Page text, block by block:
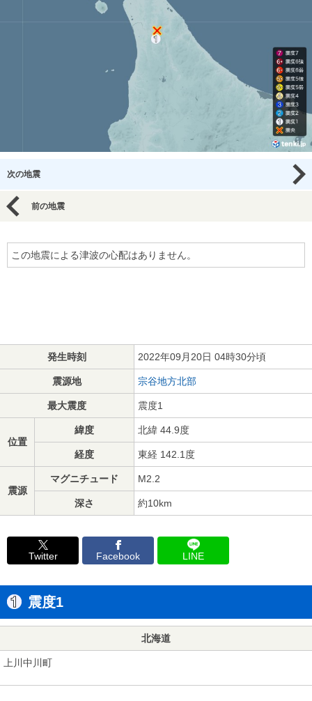
次の地震
前の地震
この地震による津波の心配はありません。
発生時刻 2022年09月20日 04時30分頃
震源地 宗谷地方北部
最大震度 震度1
位置
緯度 北緯 44.9度
経度 東経 142.1度
震源
マグニチュード M2.2
深さ 約10km
Twitter Facebook LINE
震度1
北海道
上川中川町